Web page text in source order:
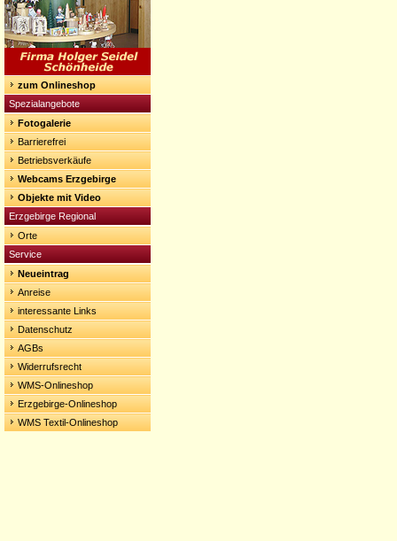
zum Onlineshop
Spezialangebote
Fotogalerie
Barrierefrei
Betriebsverkäufe
Webcams Erzgebirge
Objekte mit Video
Erzgebirge Regional
Orte
Service
Neueintrag
Anreise
interessante Links
Datenschutz
AGBs
Widerrufsrecht
WMS-Onlineshop
Erzgebirge-Onlineshop
WMS Textil-Onlineshop